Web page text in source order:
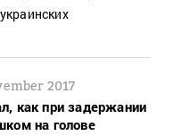
2017
как при задержании
на голове